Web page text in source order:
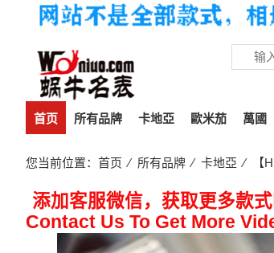
首页 所有品牌 卡地亞 歐米茄 萬國
您当前位置： 首页 ⁄ 所有品牌 ⁄ 卡地亞 ⁄ 【
添加客服微信，获取更多款式
Contact Us To Get More